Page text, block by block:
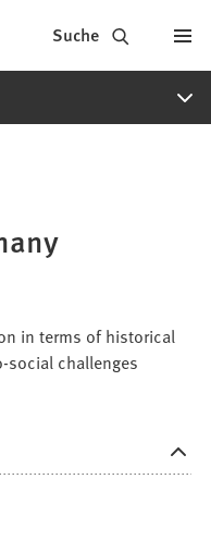
Suche
in terms of historical
social challenges